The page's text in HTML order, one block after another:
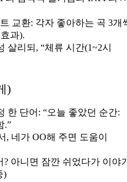
교환: 각자 좋아하는 곡 3개
과).
살리되, “체류 시간(1~2시
)
한 단어: “오늘 좋았던 순간:
.”
, 네가 OO해 주면 도움이
? 아니면 잠깐 쉬었다가 이야
)